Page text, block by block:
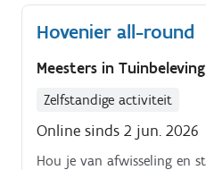
Hovenier all-round
Meesters in Tuinbeleving
Zelfstandige activiteit
Online sinds 2 jun. 2026
Hou je van afwisseling en